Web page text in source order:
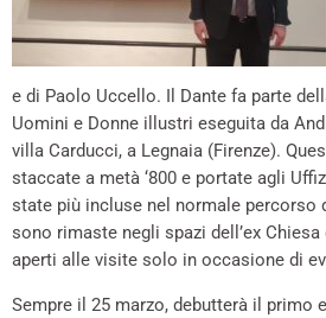
e di Paolo Uccello. Il Dante fa parte
Uomini e Donne illustri eseguita da
villa Carducci, a Legnaia (Firenze).
staccate a metà ‘800 e portate agli
state più incluse nel normale percorso
sono rimaste negli spazi dell’ex Chiesa
aperti alle visite solo in occasione di
Sempre il 25 marzo, debutterà il primo